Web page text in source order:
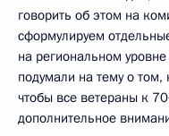
говорить об этом на
сформулируем
на региональном
подумали на тему о том,
чтобы все ветераны к
дополнительное